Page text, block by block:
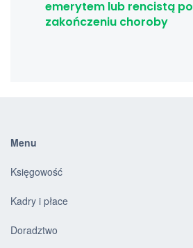
emerytem lub rencistą po
zakończeniu choroby
Menu
Księgowość
Kadry i płace
Doradztwo